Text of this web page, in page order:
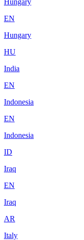
EN
Hungary
HU
India
EN
Indonesia
EN
Indonesia
ID
Iraq
EN
Iraq
AR
Italy